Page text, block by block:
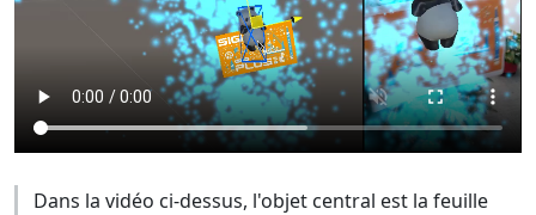
Dans la vidéo ci-dessus, l'objet central est la feuille